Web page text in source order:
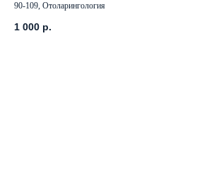
90-109, Отоларингология
1 000 р.